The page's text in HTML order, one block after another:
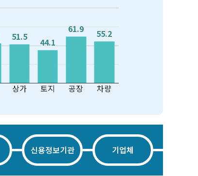
상가 토지 공장 차량
51.5
51.5 44.1
44.1
61.9
61.9 55.2
55.2
신용정보기관 기업체